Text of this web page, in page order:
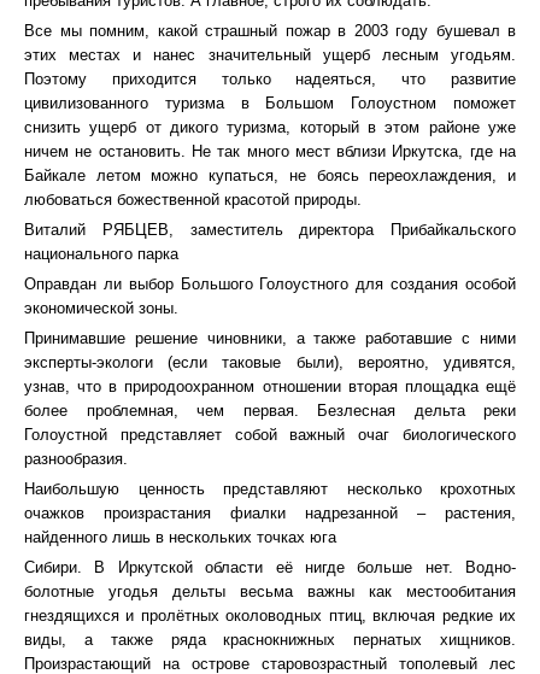
Все мы помним, какой страшный пожар в 2003 году бушевал в
этих местах и нанес значительный ущерб лесным угодьям.
Поэтому приходится только надеяться, что развитие
цивилизованного туризма в Большом Голоустном поможет
снизить ущерб от дикого туризма, который в этом районе уже
ничем не остановить. Не так много мест вблизи Иркутска, где на
Байкале летом можно купаться, не боясь переохлаждения, и
любоваться божественной красотой природы.
Виталий РЯБЦЕВ, заместитель директора Прибайкальского
национального парка
Оправдан ли выбор Большого Голоустного для создания особой
экономической зоны.
Принимавшие решение чиновники, а также работавшие с ними
эксперты-экологи (если таковые были), вероятно, удивятся,
узнав, что в природоохранном отношении вторая площадка ещё
более проблемная, чем первая. Безлесная дельта реки
Голоустной представляет собой важный очаг биологического
разнообразия.
Наибольшую ценность представляют несколько крохотных
очажков произрастания фиалки надрезанной – растения,
найденного лишь в нескольких точках юга
Сибири. В Иркутской области её нигде больше нет. Водно-
болотные угодья дельты весьма важны как местообитания
гнездящихся и пролётных околоводных птиц, включая редкие их
виды, а также ряда краснокнижных пернатых хищников.
Произрастающий на острове старовозрастный тополевый лес